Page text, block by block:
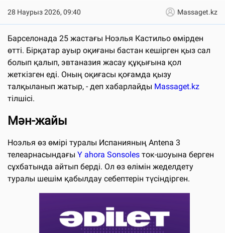
28 Наурыз 2026, 09:40 Massaget.kz
Барселонада 25 жастағы Ноэлья Кастильо өмірден
өтті. Бірқатар ауыр оқиғаны бастан кешірген қыз сал
болып қалып, эвтаназия жасау құқығына қол
жеткізген еді. Оның оқиғасы қоғамда қызу
талқыланып жатыр, - деп хабарлайды Massaget.kz
тілшісі.
Мән-жайы
Ноэлья өз өмірі туралы Испанияның Antena 3
телеарнасындағы Y ahora Sonsoles ток-шоуына берген
сұхбатында айтып берді. Ол өз өлімін жеделдету
туралы шешім қабылдау себептерін түсіндірген.